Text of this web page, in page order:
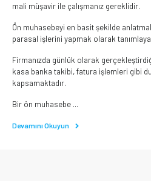
mali müşavir ile çalışmanız gereklidir.
Ön muhasebeyi en basit şekilde
parasal işlerini yapmak olarak
Firmanızda günlük olarak
kasa banka takibi, fatura işlemleri gibi
kapsamaktadır.
Bir ön muhasebe ...
Devamını Okuyun